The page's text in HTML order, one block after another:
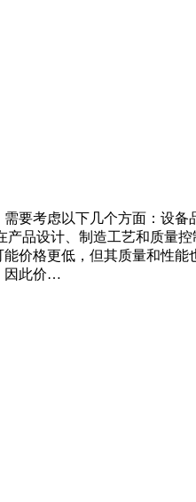
要考虑以下几个方面：设
品设计、制造工艺和质量
价格更低，但其质量和性
因此价…